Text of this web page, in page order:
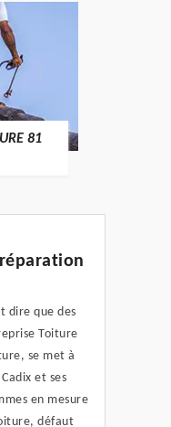
81
dire que des
Toiture
se met à
et ses
en mesure
défaut